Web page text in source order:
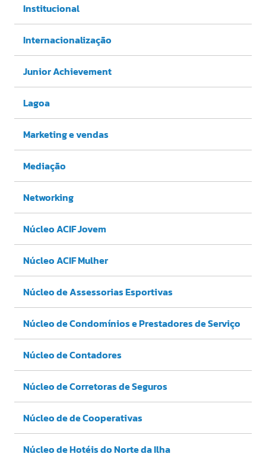
Institucional
Internacionalização
Junior Achievement
Lagoa
Marketing e vendas
Mediação
Networking
Núcleo ACIF Jovem
Núcleo ACIF Mulher
Núcleo de Assessorias Esportivas
Núcleo de Condomínios e Prestadores de Serviço
Núcleo de Contadores
Núcleo de Corretoras de Seguros
Núcleo de de Cooperativas
Núcleo de Hotéis do Norte da Ilha